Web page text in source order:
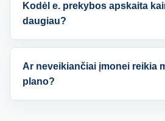
Kodėl e. prekybos apskaita
daugiau?
Ar neveikiančiai įmonei reikia
plano?